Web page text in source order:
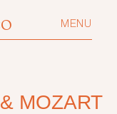
MENU
MOZART